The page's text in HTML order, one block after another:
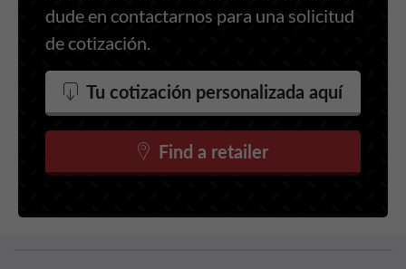
dude en contactarnos para una solicitud
de cotización.
Tu cotización personalizada aquí
Find a retailer